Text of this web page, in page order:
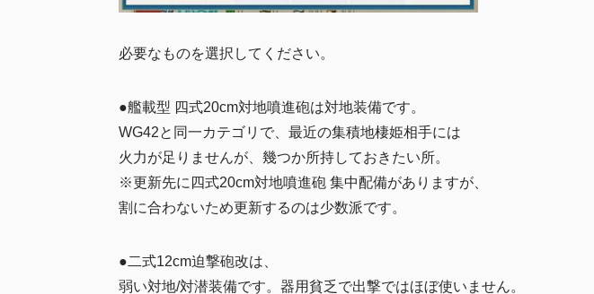
必要なものを選択してください。
●艦載型 四式20cm対地噴進砲は対地装備です。
WG42と同一カテゴリで、最近の集積地棲姫相手には
火力が足りませんが、幾つか所持しておきたい所。
※更新先に四式20cm対地噴進砲 集中配備がありますが、
割に合わないため更新するのは少数派です。
●二式12cm迫撃砲改は、
弱い対地/対潜装備です。器用貧乏で出撃ではほぼ使いません。